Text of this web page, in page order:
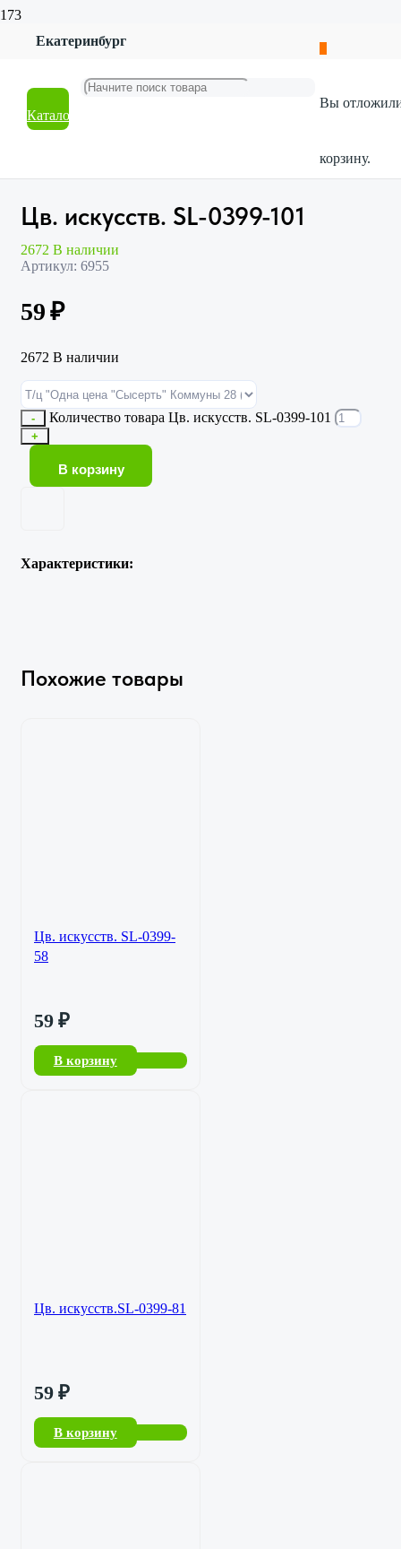
Екатеринбург
Каталог
Вы
корзину.
Искусственные цветы
Цв. искусств. SL-0399-101
Цв. искусств. SL-0399-101
2672 В наличии
Артикул: 6955
59₽
2672 В наличии
- Количество товара Цв. искусств. SL-0399-101
+
В корзину
Характеристики:
Похожие товары
Цв. искусств. SL-0399-
58
59 ₽
В корзину
Цв. искусств.SL-0399-81
59 ₽
В корзину